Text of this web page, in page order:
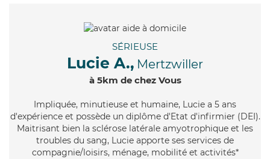
SÉRIEUSE
Lucie A., Mertzwiller
à 5km de chez Vous
Impliquée, minutieuse et humaine, Lucie a 5 ans
d'expérience et possède un diplôme d'Etat d'infirmier (DEI).
Maitrisant bien la sclérose latérale amyotrophique et les
troubles du sang, Lucie apporte ses services de
compagnie/loisirs, ménage, mobilité et activités*